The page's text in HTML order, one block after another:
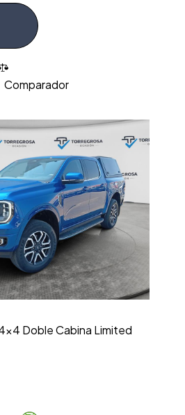
Comparador
Doble Cabina Limited